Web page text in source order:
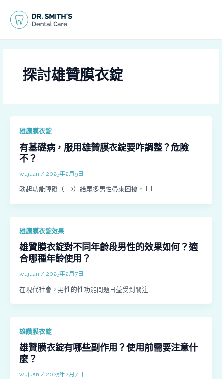
探討雄贊膜衣錠
雄讚膜衣錠
有基礎病，服用雄贊膜衣錠要咋調整？危險
不？
wujuan / 2025年2月9日
勃起功能障礙（ED）給眾多男性帶來困擾， […]
雄讚膜衣錠效果
雄贊膜衣錠對不同年齡段男性的效果如何？適
合哪種年齡使用？
wujuan / 2025年2月7日
在現代社會，男性的性功能問題日益受到關注
雄讚膜衣錠
雄贊膜衣錠有哪些副作用？使用前需要注意什
麼？
wujuan / 2025年2月7日